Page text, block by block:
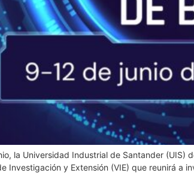
la Universidad Industrial de Santander
Investigación y Extensión (VIE) que reunirá a